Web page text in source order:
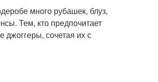
много рубашек, блуз,
Тем, кто предпочитает
сочетая их с